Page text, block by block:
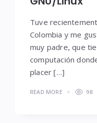
Tuve
Colombia y me
muy padre, que
computación
placer […]
READ MORE 98